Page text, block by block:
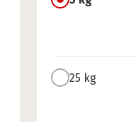
25 kg